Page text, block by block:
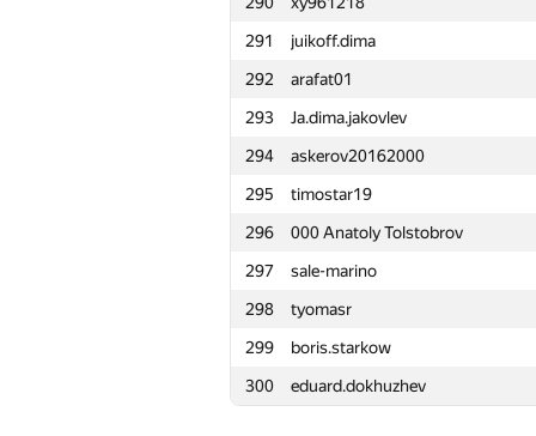
291
juikoff.dima
292
arafat01
293
Ja.dima.jakovlev
294
askerov20162000
295
timostar19
296
000 Anatoly Tolstobrov
297
sale-marino
298
tyomasr
299
boris.starkow
300
eduard.dokhuzhev
267
mcllaren1
268
Copymaster
269
Levshunovma
270
potopahin98
271
vasiliev.paul
272
SAMARTH JOSHI
273
t0pcoder
274
Piotr Mikulski
275
ankrypt
276
JDraya
277
政祺 王